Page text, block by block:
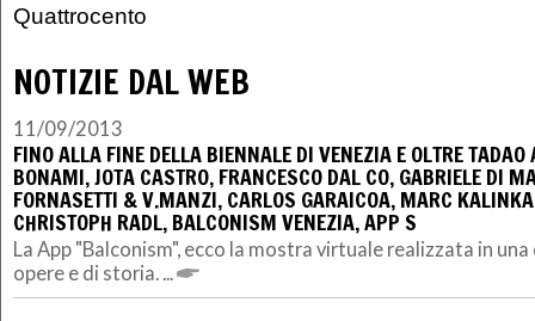
Quattrocento
NOTIZIE DAL WEB
11/09/2013
FINO ALLA FINE DELLA BIENNALE DI VENEZIA E OLTRE TADAO
BONAMI, JOTA CASTRO, FRANCESCO DAL CO, GABRIELE DI
FORNASETTI & V.MANZI, CARLOS GARAICOA, MARC
CHRISTOPH RADL, BALCONISM VENEZIA, APP S
La App "Balconism", ecco la mostra virtuale realizzata in
opere e di storia. ...